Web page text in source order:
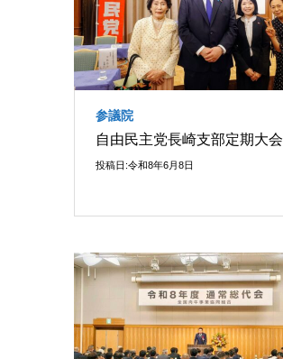
参議院
自由民主党長崎支部定期大会
投稿日:令和8年6月8日